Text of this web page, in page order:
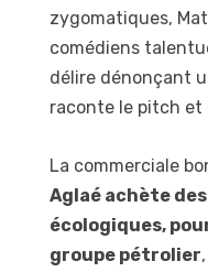
zygomatiques,
comédiens
délire dénonçant
raconte le pitch et
La commerciale
Aglaé achète
écologiques,
groupe pétrolier